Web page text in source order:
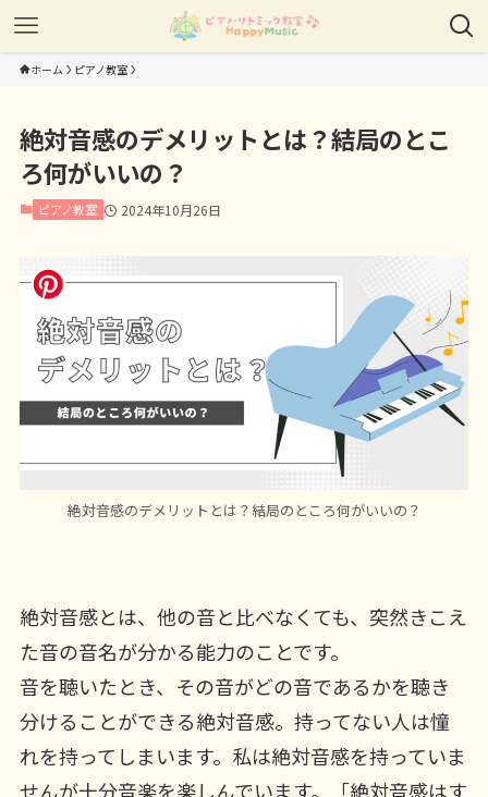
ホーム ピアノ教室
絶対音感のデメリットとは？結局のとこ
ろ何がいいの？
ピアノ教室 2024年10月26日
絶対音感のデメリットとは？結局のところ何がいいの？
絶対音感とは、他の音と比べなくても、突然きこえ
た音の音名が分かる能力のことです。
音を聴いたとき、その音がどの音であるかを聴き
分けることができる絶対音感。持ってない人は憧
れを持ってしまいます。私は絶対音感を持っていま
せんが十分音楽を楽しんでいます。「絶対音感はす